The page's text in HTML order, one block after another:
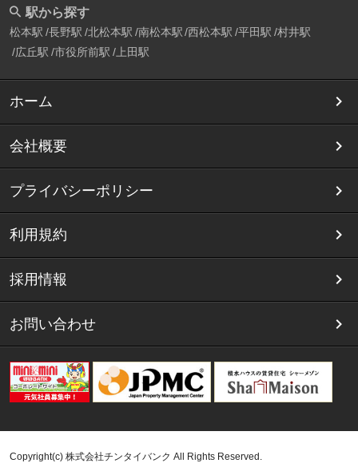
駅から探す
松本駅 長野駅 北松本駅 南松本駅 西松本駅 平田駅 村井駅
広丘駅 市役所前駅 上田駅
ホーム
会社概要
プライバシーポリシー
利用規約
採用情報
お問い合わせ
Copyright(c) 株式会社チンタイバンク All Rights Reserved.